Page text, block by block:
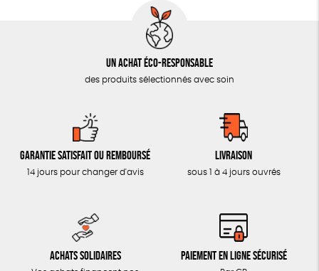
Un achat éco-responsable
des produits sélectionnés avec soin
Garantie satisfait ou remboursé
14 jours pour changer d'avis
Livraison
sous 1 à 4 jours ouvrés
Achats solidaires Paiement en ligne sécurisé